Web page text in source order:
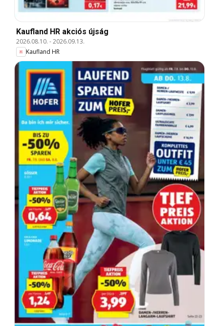
Kaufland HR akciós újság
2026.08.10. -2026.09.13.
Kaufland HR